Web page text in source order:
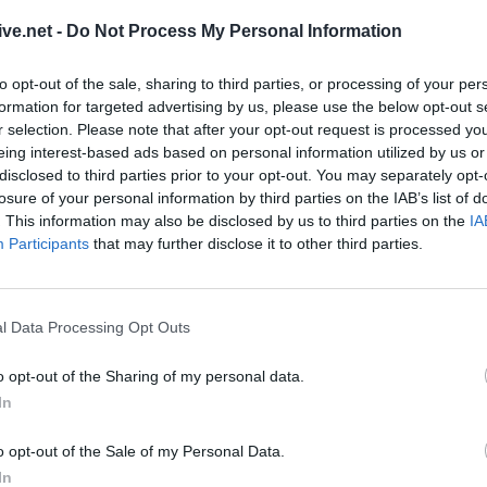
- Do Not Process My Personal Information
opt-out of the sale, sharing to third parties, or processing of your
for targeted advertising by us, please use the below opt-out
selection. Please note that after your opt-out request is processed
interest-based ads based on personal information utilized by us
to third parties prior to your opt-out. You may separately
of your personal information by third parties on the IAB’s list of
This information may also be disclosed by us to third parties on the
Participants that may further disclose it to other third parties.
Data Processing Opt Outs
opt-out of the Sharing of my personal data.
opt-out of the Sale of my Personal Data.
με την Διοικήτρια του
Νοσοκομείου Καρδίτσας κ. Μαίρη
11/4/2025.
Παιδιών: Τα παιδιά
φωνές τους (+Φωτο
Συνάντησης Παιδιών που
Χορευτικός Όμιλος «ΚΑΡΑΓΚΟΥΝΑ»
6 Αυγούστου 2026, 16:09
ενίσχυση
επλήγησαν από
(7/8) σε Ιτέα,
Γεώργιο
Εντοπίστηκε
κάνναβης στην
τροχαία